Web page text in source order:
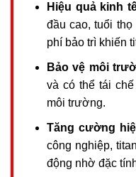
Hiệu quả kinh
đầu cao, tuổi
phí bảo trì khiến
Bảo vệ môi
và có thể tái
môi trường.
Tăng cường
công nghiệp,
động nhờ đặc